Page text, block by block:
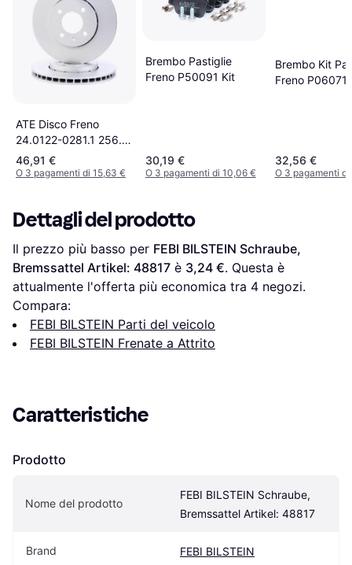
ATE Disco Freno
24.0122-0281.1 256.0
22.0 4 100.0 Ventilato
Rivestito Ad Alto
1S0615301
1S0615301H
1S0615301L
46,91 €
O 3 pagamenti di 15,63 €
Brembo Pastiglie
Freno P50091 Kit
30,19 €
O 3 pagamenti di 10,06 €
Brembo Kit
Freno P06071
32,56 €
O 3 pagamenti di
Dettagli del prodotto
Il prezzo più basso per FEBI BILSTEIN Schraube,
Bremssattel Artikel: 48817 è 3,24 €. Questa è
attualmente l'offerta più economica tra 4 negozi.
Compara:
FEBI BILSTEIN Parti del veicolo
FEBI BILSTEIN Frenate a Attrito
Caratteristiche
Prodotto
Nome del prodotto
FEBI BILSTEIN Schraube,
Bremssattel Artikel: 48817
Brand FEBI BILSTEIN